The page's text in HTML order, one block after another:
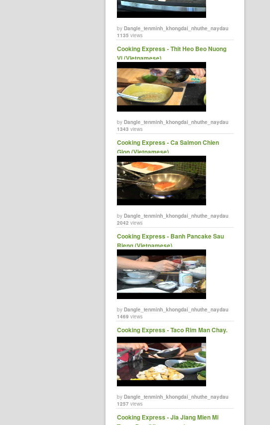
byDangle_tenminh_khongdai_nhuthe_naydau
1135 views
Cooking Express - Thit Heo Beo Nuong
Vi (Vietnamese)
byDangle_tenminh_khongdai_nhuthe_naydau
1343 views
Cooking Express - Ca Salmon Chien
Gion (Vietnamese)
byDangle_tenminh_khongdai_nhuthe_naydau
2042 views
Cooking Express - Banh Pancake Sau
Rieng (Vietnamese)
byDangle_tenminh_khongdai_nhuthe_naydau
1469 views
Cooking Express - Taco Rim Man Chay.
byDangle_tenminh_khongdai_nhuthe_naydau
1257 views
Cooking Express - Jia Jiang Mien Mi